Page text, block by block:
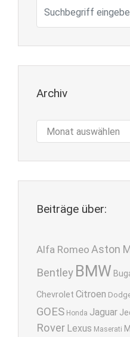
Archiv
Beiträge über:
Alfa Romeo Aston
Bentley BMW
Chevrolet Citroen
GOES Honda Jaguar
Rover Lexus Maserati